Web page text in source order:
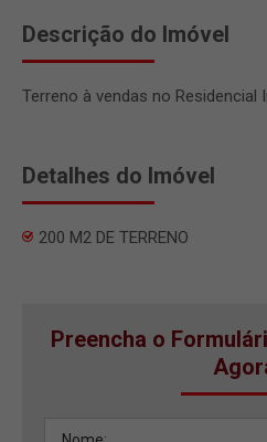
Descrição do Imóvel
Terreno à vendas no Residencial
Detalhes do Imóvel
200 M2 DE TERRENO
Preencha o